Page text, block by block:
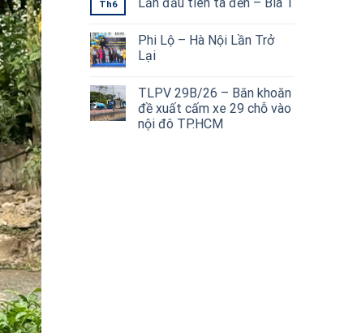
Th6
Phi Lộ – Hà Nội Lần Trở
Lại
TLPV 29B/26 – Băn khoăn
đề xuất cấm xe 29 chỗ vào
nội đô TP.HCM